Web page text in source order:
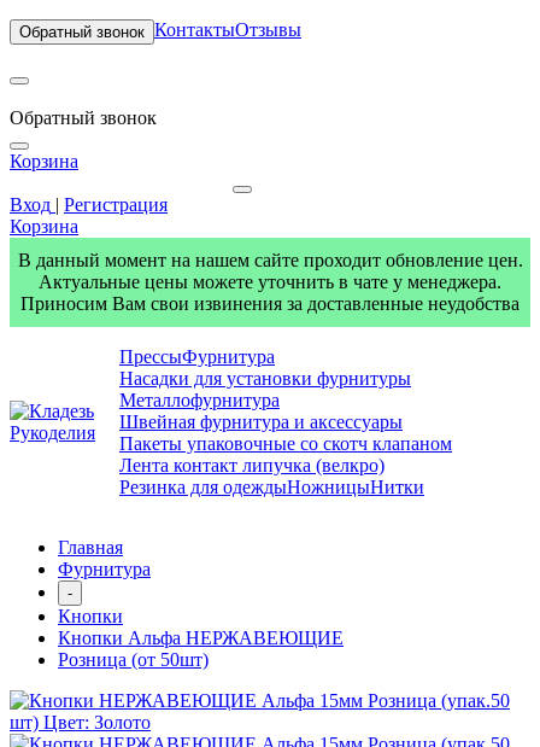
Обратный звонок КонтактыОтзывы
Обратный звонок
Корзина
Вход | Регистрация
Корзина
В данный момент на нашем сайте проходит обновление цен.
Актуальные цены можете уточнить в чате у менеджера.
Приносим Вам свои извинения за доставленные неудобства
ПрессыФурнитура
Насадки для установки фурнитуры
Металлофурнитура
Швейная фурнитура и аксессуары
Пакеты упаковочные со скотч клапаном
Лента контакт липучка (велкро)
Резинка для одеждыНожницыНитки
Главная
Фурнитура
-
Кнопки
Кнопки Альфа НЕРЖАВЕЮЩИЕ
Розница (от 50шт)